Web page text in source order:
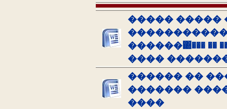
����� �����
������΀��� ��
����
������ ��
�������
����